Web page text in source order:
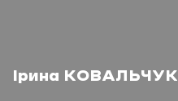
Ірина КОВАЛЬЧУК